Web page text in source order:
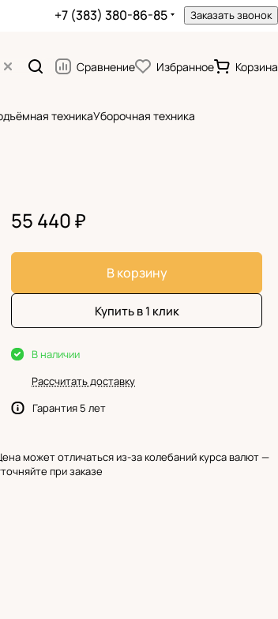
+7 (383) 380-86-85 Заказать звонок
Сравнение Избранное Корзина
техникаУборочная техника
55 440 ₽
В корзину
Купить в 1 клик
В наличии
Рассчитать доставку
Гарантия 5 лет
может отличаться из-за колебаний курса валют —
при заказе